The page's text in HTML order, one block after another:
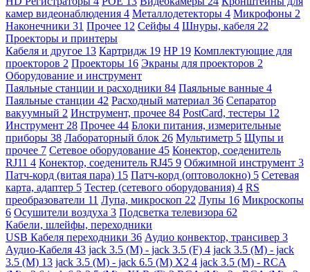
камер видеонаблюдения 4 Металлодетекторы 4 Микрофоны 2
Наконечники 31 Прочее 12 Сейфы 4 Шнуры, кабеля 22
Проекторы и принтеры
Кабеля и другое 13 Картридж 19 HP 19 Комплектующие для
проекторов 2 Проекторы 16 Экраны для проекторов 2
Оборудование и инструмент
Паяльные станции и расходники 84 Паяльные ванные 4
Паяльные станции 42 Расходный материал 36 Сепаратор
вакуумный 2 Инструмент, прочее 84 PostCard, тестеры 12
Инструмент 28 Прочее 44 Блоки питания, измерительные
приборы 38 Лабораторный блок 26 Мультиметр 5 Щупы и
прочее 7 Сетевое оборудование 45 Конектор, соеденитель
RJ11 4 Конектор, соеденитель RJ45 9 Обжимной инструмент 3
Патч-корд (витая пара) 15 Патч-корд (оптоволокно) 5 Сетевая
карта, адаптер 5 Тестер (сетевого оборудования) 4 RS
преобразователи 11 Лупа, микроскоп 22 Лупы 16 Микроскопы
6 Осушители воздуха 3 Подсветка телевизора 62
Кабели, шлейфы, переходники
USB Кабеля переходники 36 Аудио конвектор, трансивер 3
Аудио-Кабеля 43 jack 3.5 (M) - jack 3.5 (F) 4 jack 3.5 (M) - jack
3.5 (M) 13 jack 3.5 (M) - jack 6.5 (M) X2 4 jack 3.5 (M) - RCA